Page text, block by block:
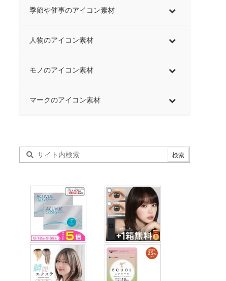
季節や催事のアイコン素材
人物のアイコン素材
モノのアイコン素材
マークのアイコン素材